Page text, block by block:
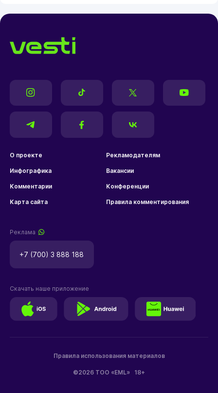
О проекте Рекламодателям
Инфографика Вакансии
Комментарии Конференции
Карта сайта Правила комментирования
Реклама
+7 (700) 3 888 188
©2026 ТОО «EML» 18+
Правила использования материалов
Скачать наше приложение